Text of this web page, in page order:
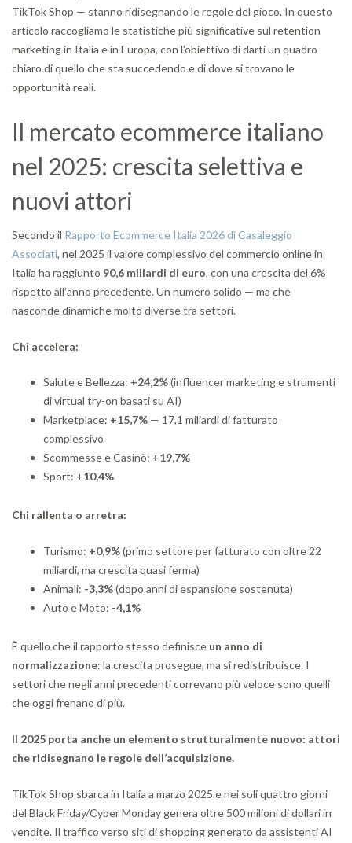
TikTok Shop — stanno ridisegnando le regole del gioco. In questo
articolo raccogliamo le statistiche più significative sul retention
marketing in Italia e in Europa, con l’obiettivo di darti un quadro
chiaro di quello che sta succedendo e di dove si trovano le
opportunità reali.
Il mercato ecommerce italiano
nel 2025: crescita selettiva e
nuovi attori
Secondo il Rapporto Ecommerce Italia 2026 di Casaleggio
Associati, nel 2025 il valore complessivo del commercio online in
Italia ha raggiunto 90,6 miliardi di euro, con una crescita del 6%
rispetto all’anno precedente. Un numero solido — ma che
nasconde dinamiche molto diverse tra settori.
Chi accelera:
Salute e Bellezza: +24,2%(influencer marketing e strumenti
di virtual try-on basati su AI)
Marketplace: +15,7% — 17,1 miliardi di fatturato
complessivo
Scommesse e Casinò: +19,7%
Sport: +10,4%
Chi rallenta o arretra:
Turismo: +0,9%(primo settore per fatturato con oltre 22
miliardi, ma crescita quasi ferma)
Animali: -3,3%(dopo anni di espansione sostenuta)
Auto e Moto: -4,1%
È quello che il rapporto stesso definisce un anno di
normalizzazione: la crescita prosegue, ma si redistribuisce. I
settori che negli anni precedenti correvano più veloce sono quelli
che oggi frenano di più.
Il 2025 porta anche un elemento strutturalmente nuovo: attori
che ridisegnano le regole dell’acquisizione.
TikTok Shop sbarca in Italia a marzo 2025 e nei soli quattro giorni
del Black Friday/Cyber Monday genera oltre 500 milioni di dollari in
vendite. Il traffico verso siti di shopping generato da assistenti AI